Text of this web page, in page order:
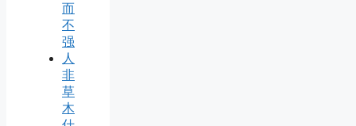
而
不
强
人
非
草
木